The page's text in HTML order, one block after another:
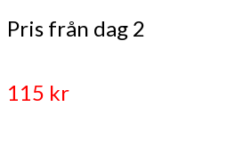
Pris från dag 2
115 kr